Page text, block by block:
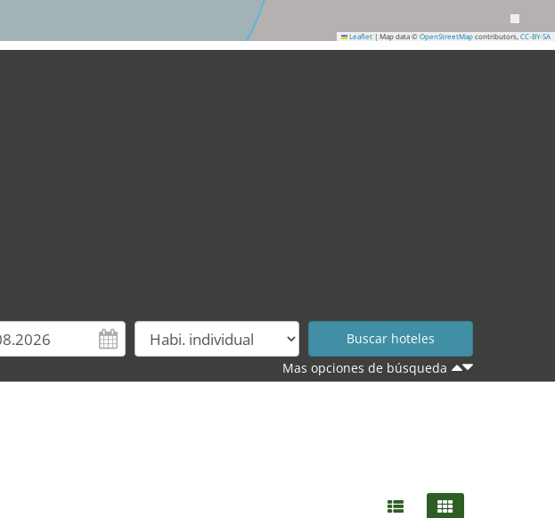
Leaflet | Map data © OpenStreetMap contributors, CC-BY-SA
Mas opciones de búsqueda